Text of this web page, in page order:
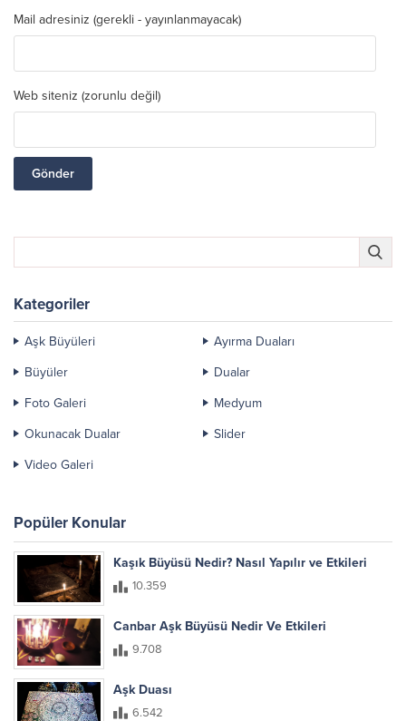
Mail adresiniz (gerekli - yayınlanmayacak)
Web siteniz (zorunlu değil)
Kategoriler
Aşk Büyüleri
Ayırma Duaları
Büyüler
Dualar
Foto Galeri
Medyum
Okunacak Dualar
Slider
Video Galeri
Popüler Konular
Kaşık Büyüsü Nedir? Nasıl Yapılır ve Etkileri
10.359
Canbar Aşk Büyüsü Nedir Ve Etkileri
9.708
Aşk Duası
6.542